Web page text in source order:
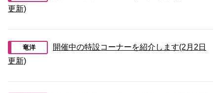
更新)
竜洋
開催中の特設コーナーを紹介します(2月2日
更新)